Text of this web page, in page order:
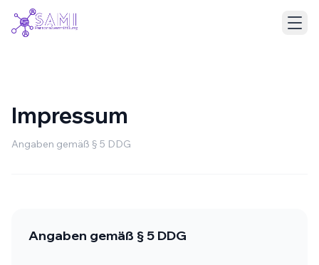
Impressum
Angaben gemäß § 5 DDG
Angaben gemäß § 5 DDG